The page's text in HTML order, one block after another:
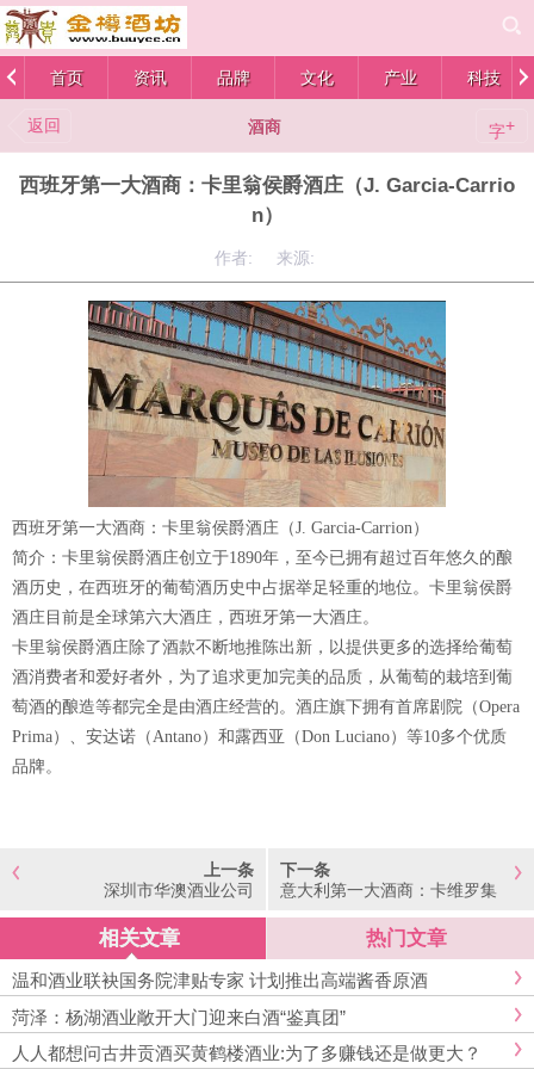
首页 资讯 品牌 文化 产业 科技
返回 酒商 字+
西班牙第一大酒商：卡里翁侯爵酒庄（J. Garcia-Carrio
n）
作者: 来源:
西班牙第一大酒商：卡里翁侯爵酒庄（J. Garcia-Carrion）
简介：卡里翁侯爵酒庄创立于1890年，至今已拥有超过百年悠久的酿
酒历史，在西班牙的葡萄酒历史中占据举足轻重的地位。卡里翁侯爵
酒庄目前是全球第六大酒庄，西班牙第一大酒庄。
卡里翁侯爵酒庄除了酒款不断地推陈出新，以提供更多的选择给葡萄
酒消费者和爱好者外，为了追求更加完美的品质，从葡萄的栽培到葡
萄酒的酿造等都完全是由酒庄经营的。酒庄旗下拥有首席剧院（Opera
Prima）、安达诺（Antano）和露西亚（Don Luciano）等10多个优质
品牌。
上一条
深圳市华澳酒业公司
下一条
意大利第一大酒商：卡维罗集
相关文章 热门文章
温和酒业联袂国务院津贴专家 计划推出高端酱香原酒
菏泽：杨湖酒业敞开大门迎来白酒“鉴真团”
人人都想问古井贡酒买黄鹤楼酒业:为了多赚钱还是做更大？